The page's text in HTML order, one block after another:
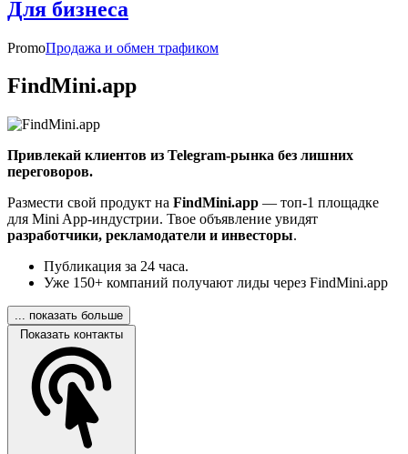
Для бизнеса
PromoПродажа и обмен трафиком
FindMini.app
Привлекай клиентов из Telegram-рынка без лишних
переговоров.
Размести свой продукт на FindMini.app — топ-1 площадке
для Mini App-индустрии. Твое объявление увидят
разработчики, рекламодатели и инвесторы.
Публикация за 24 часа.
Уже 150+ компаний получают лиды через FindMini.app
... показать больше
Показать контакты